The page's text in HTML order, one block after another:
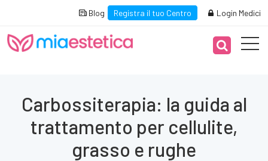
Blog Registra il tuo Centro Login Medici
Carbossiterapia: la guida al
trattamento per cellulite,
grasso e rughe